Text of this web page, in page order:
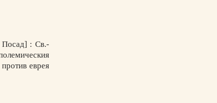
Посад] : Св.-
еврея